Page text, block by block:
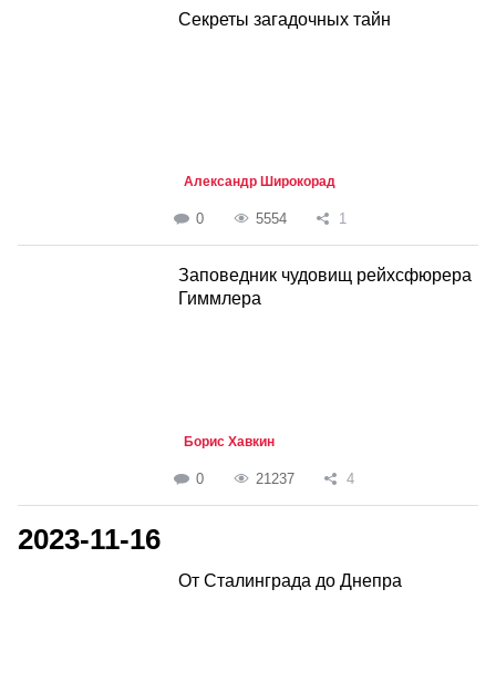
Секреты загадочных тайн
Александр Широкорад
0 5554 1
Заповедник чудовищ рейхсфюрера
Гиммлера
Борис Хавкин
0 21237 4
2023-11-16
От Сталинграда до Днепра